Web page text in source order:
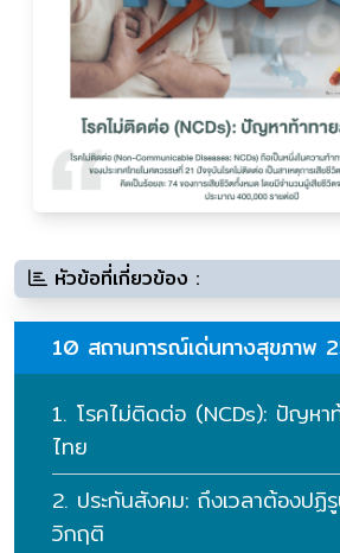
หัวข้อที่เกี่ยวข้อง :
10 สถานการณ์เด่นทางสุขภาพ
1. โรคไม่ติดต่อ (NCDs): ปัญหา
ไทย
2. ประกันสังคม: ถึงเวลาต้องปฏิ
วิกฤติ